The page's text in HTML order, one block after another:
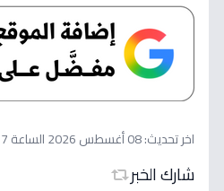
اخر تحديث:08 أغسطس 2026 الساعة 09:17 مساءاً
شارك الخبر